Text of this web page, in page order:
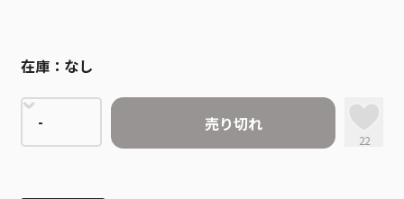
在庫： なし
売り切れ
22